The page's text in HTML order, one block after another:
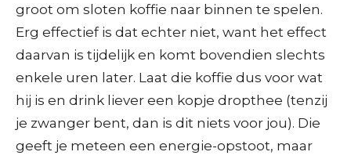
groot om sloten koffie naar binnen te spelen.
Erg effectief is dat echter niet, want het effect
daarvan is tijdelijk en komt bovendien slechts
enkele uren later. Laat die koffie dus voor wat
hij is en drink liever een kopje dropthee (tenzij
je zwanger bent, dan is dit niets voor jou). Die
geeft je meteen een energie-opstoot, maar